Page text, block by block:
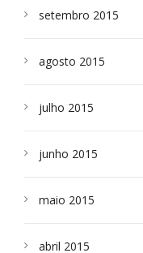
setembro 2015
agosto 2015
julho 2015
junho 2015
maio 2015
abril 2015